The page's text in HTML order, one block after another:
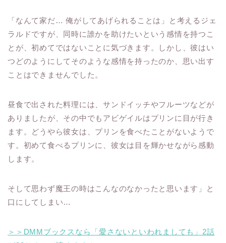
「なんて家だ… 俺がしてあげられることは」と考えるジェ
ラルドですが、同時に誰かを助けたいという感情を持つこ
とが、初めてではないことに気づきます。しかし、彼はい
つどのようにしてそのような感情を持ったのか、思い出す
ことはできませんでした。
昼食で出された料理には、サンドイッチやフルーツなどが
ありましたが、その中でもアビゲイルはプリンに目が行き
ます。どうやら彼女は、プリンを食べたことがないようで
す。初めて食べるプリンに、彼女は目を輝かせながら感動
します。
そして思わず魔王の時はこんなのなかったと思います」と
口にしてしまい…
＞＞DMMブックスなら「愛さないといわれましても」2話